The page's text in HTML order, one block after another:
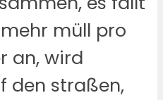
müll pro
an, wird
den straßen,